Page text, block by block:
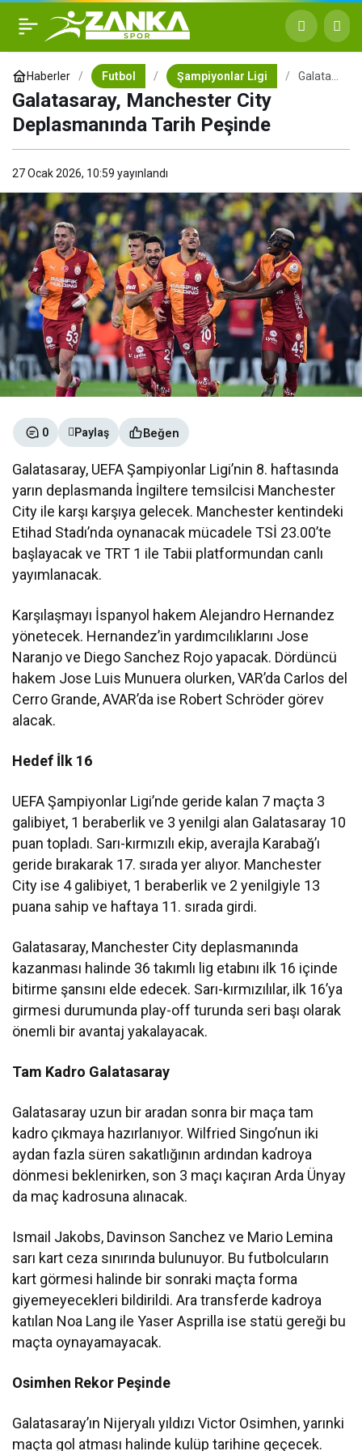
Haberler Futbol Şampiyonlar Ligi
Galatasaray,
Galatasaray, Manchester City
Deplasmanında Tarih Peşinde
27 Ocak 2026, 10:59 yayınlandı
0 Paylaş Beğen
Galatasaray, UEFA Şampiyonlar Ligi’nin 8. haftasında
yarın deplasmanda İngiltere temsilcisi Manchester
City ile karşı karşıya gelecek. Manchester kentindeki
Etihad Stadı’nda oynanacak mücadele TSİ 23.00’te
başlayacak ve TRT 1 ile Tabii platformundan canlı
yayımlanacak.
Karşılaşmayı İspanyol hakem Alejandro Hernandez
yönetecek. Hernandez’in yardımcılıklarını Jose
Naranjo ve Diego Sanchez Rojo yapacak. Dördüncü
hakem Jose Luis Munuera olurken, VAR’da Carlos del
Cerro Grande, AVAR’da ise Robert Schröder görev
alacak.
Hedef İlk 16
UEFA Şampiyonlar Ligi’nde geride kalan 7 maçta 3
galibiyet, 1 beraberlik ve 3 yenilgi alan Galatasaray 10
puan topladı. Sarı-kırmızılı ekip, averajla Karabağ’ı
geride bırakarak 17. sırada yer alıyor. Manchester
City ise 4 galibiyet, 1 beraberlik ve 2 yenilgiyle 13
puana sahip ve haftaya 11. sırada girdi.
Galatasaray, Manchester City deplasmanında
kazanması halinde 36 takımlı lig etabını ilk 16 içinde
bitirme şansını elde edecek. Sarı-kırmızılılar, ilk 16’ya
girmesi durumunda play-off turunda seri başı olarak
önemli bir avantaj yakalayacak.
Tam Kadro Galatasaray
Galatasaray uzun bir aradan sonra bir maça tam
kadro çıkmaya hazırlanıyor. Wilfried Singo’nun iki
aydan fazla süren sakatlığının ardından kadroya
dönmesi beklenirken, son 3 maçı kaçıran Arda Ünyay
da maç kadrosuna alınacak.
Ismail Jakobs, Davinson Sanchez ve Mario Lemina
sarı kart ceza sınırında bulunuyor. Bu futbolcuların
kart görmesi halinde bir sonraki maçta forma
giyemeyecekleri bildirildi. Ara transferde kadroya
katılan Noa Lang ile Yaser Asprilla ise statü gereği bu
maçta oynayamayacak.
Osimhen Rekor Peşinde
Galatasaray’ın Nijeryalı yıldızı Victor Osimhen, yarınki
maçta gol atması halinde kulüp tarihine geçecek.
Galatasaray, Manchester
City Deplasmanında Tarih
Peşinde